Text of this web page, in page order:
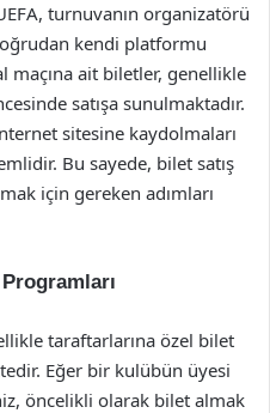
turnuvanın organizatörü
kendi platformu
maçına ait biletler, genellikle
satışa sunulmaktadır.
sitesine kaydolmaları
Bu sayede, bilet satış
için gereken adımları
taraftarlarına özel bilet
Eğer bir kulübün üyesi
öncelikli olarak bilet almak